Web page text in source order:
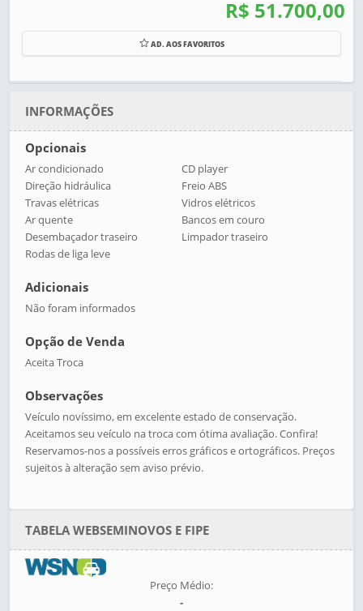
R$ 51.700,00
AD. AOS FAVORITOS
INFORMAÇÕES
Opcionais
Ar condicionado
CD player
Direção hidráulica
Freio ABS
Travas elétricas
Vidros elétricos
Ar quente
Bancos em couro
Desembaçador traseiro
Limpador traseiro
Rodas de liga leve
Adicionais
Não foram informados
Opção de Venda
Aceita Troca
Observações
Veículo novíssimo, em excelente estado de conservação.
Aceitamos seu veículo na troca com ótima avaliação. Confira!
Reservamos-nos a possíveis erros gráficos e ortográficos. Preços
sujeitos à alteração sem aviso prévio.
TABELA WEBSEMINOVOS E FIPE
Preço Médio:
-